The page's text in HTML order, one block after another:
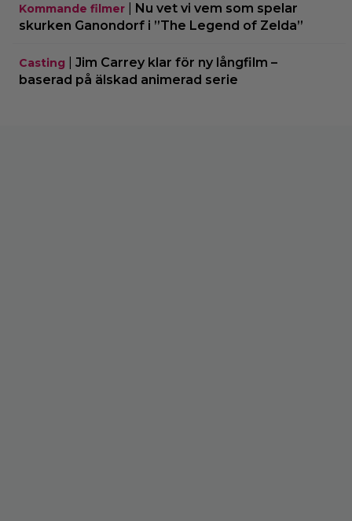
Kommande filmer
Nu vet vi vem som spelar
skurken Ganondorf i ”The Legend of Zelda”
Casting
Jim Carrey klar för ny långfilm –
baserad på älskad animerad serie